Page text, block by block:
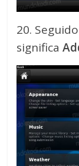
20.
significa